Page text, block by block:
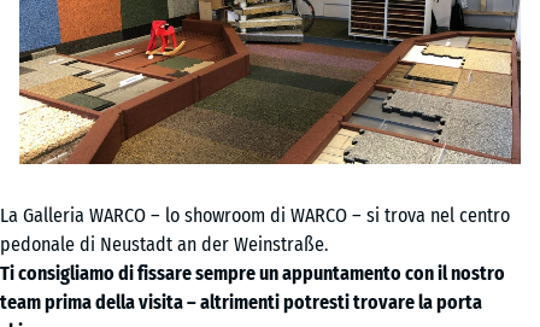
La Galleria WARCO – lo showroom di WARCO – si trova nel centro
pedonale di Neustadt an der Weinstraße.
Ti consigliamo di fissare sempre un appuntamento con il nostro
team prima della visita – altrimenti potresti trovare la porta